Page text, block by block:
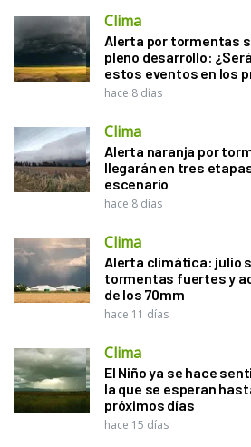
Clima
Alerta por tormentas
pleno desarrollo:
estos eventos en los
hace 8 días
Clima
Alerta naranja por
llegarán en tres
escenario
hace 8 días
Clima
Alerta climática: julio
tormentas fuertes y
de los 70mm
hace 11 días
Clima
El Niño ya se hace
la que se esperan
próximos días
hace 15 días